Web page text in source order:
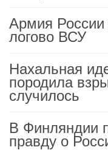
Армия
логово ВСУ
Нахальная
породила
случилось
В Финляндии
правду о